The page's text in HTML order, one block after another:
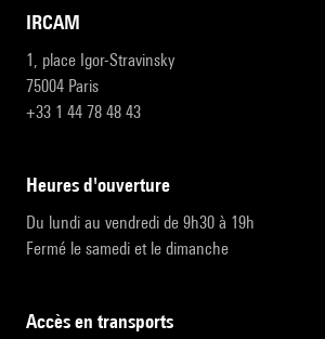
IRCAM
1, place Igor-Stravinsky
75004 Paris
+33 1 44 78 48 43
heures d'ouverture
Du lundi au vendredi de 9h30 à 19h
Fermé le samedi et le dimanche
accès en transports